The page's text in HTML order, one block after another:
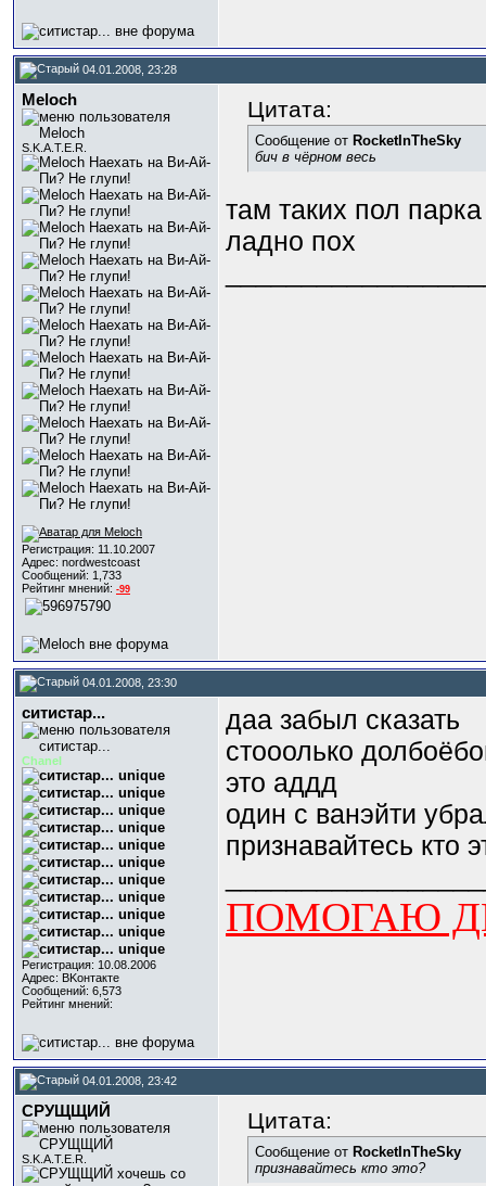
04.01.2008, 23:28
Meloch
S.K.A.T.E.R.
Регистрация: 11.10.2007
Адрес: nordwestcoast
Сообщений: 1,733
Рейтинг мнений: -99
Цитата:
Сообщение от RocketInTheSky
бич в чёрном весь
там таких пол парка
ладно пох
04.01.2008, 23:30
ситистар...
Chanel
Регистрация: 10.08.2006
Адрес: BKонтактe
Сообщений: 6,573
Рейтинг мнений:
даа забыл сказать
стооолько
это аддд
один с ванэйти
признавайтесь кто
ПОМОГАЮ
04.01.2008, 23:42
СРУЩЩИЙ
S.K.A.T.E.R.
Цитата:
Сообщение от RocketInTheSky
признавайтесь кто это?